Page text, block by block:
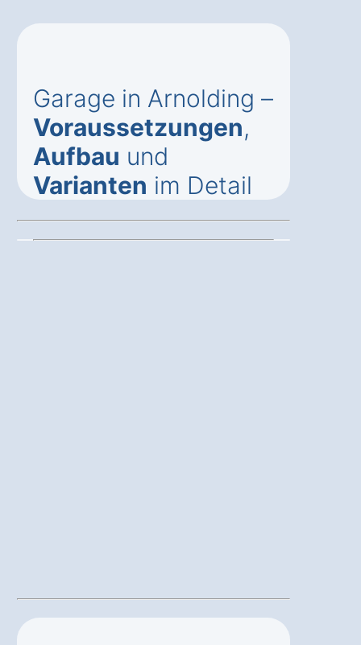
Garage in Arnolding –
Voraussetzungen,
Aufbau und
Varianten im Detail